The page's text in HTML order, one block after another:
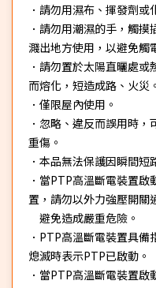
．請勿用濕布、揮發劑或
．請勿用潮濕的手，觸
濺出地方使用，以避免觸
．請勿置於太陽直曬處
而熔化，短造成路、火災。
．僅限屋內使用。
．忽略、違反而誤用時
重傷。
．本品無法保護因瞬間短
．當PTP高溫斷電裝置
置，請勿以外力強壓開關
避免造成嚴重危險。
．PTP高溫斷電裝置具備
熄滅時表示PTP已啟動。
．當PTP高溫斷電裝置